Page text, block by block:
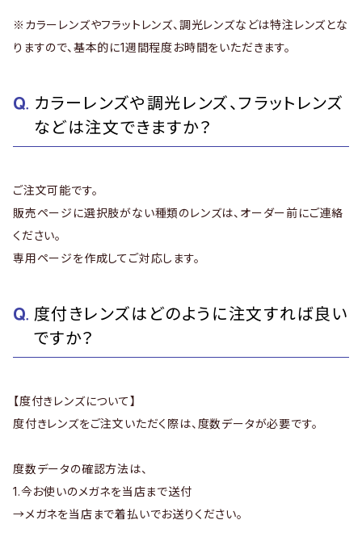
※カラーレンズやフラットレンズ、調光レンズなどは特注レンズとな
りますので、基本的に1週間程度お時間をいただきます。
カラーレンズや調光レンズ、フラットレンズ
などは注文できますか？
ご注文可能です。
販売ページに選択肢がない種類のレンズは、オーダー前にご連絡
ください。
専用ページを作成してご対応します。
度付きレンズはどのように注文すれば良い
ですか？
【度付きレンズについて】
度付きレンズをご注文いただく際は、度数データが必要です。
度数データの確認方法は、
1.今お使いのメガネを当店まで送付
→メガネを当店まで着払いでお送りください。